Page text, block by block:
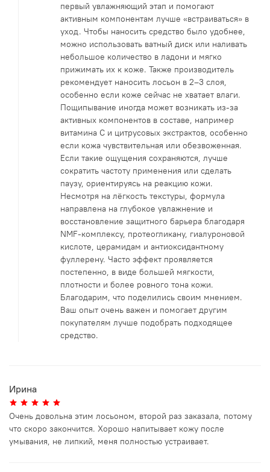
первый увлажняющий этап и помогают
активным компонентам лучше «встраиваться» в
уход. Чтобы наносить средство было удобнее,
можно использовать ватный диск или наливать
небольшое количество в ладони и мягко
прижимать их к коже. Также производитель
рекомендует наносить лосьон в 2–3 слоя,
особенно если коже сейчас не хватает влаги.
Пощипывание иногда может возникать из-за
активных компонентов в составе, например
витамина С и цитрусовых экстрактов, особенно
если кожа чувствительная или обезвоженная.
Если такие ощущения сохраняются, лучше
сократить частоту применения или сделать
паузу, ориентируясь на реакцию кожи.
Несмотря на лёгкость текстуры, формула
направлена на глубокое увлажнение и
восстановление защитного барьера благодаря
NMF-комплексу, протеогликану, гиалуроновой
кислоте, церамидам и антиоксидантному
фуллерену. Часто эффект проявляется
постепенно, в виде большей мягкости,
плотности и более ровного тона кожи.
Благодарим, что поделились своим мнением.
Ваш опыт очень важен и помогает другим
покупателям лучше подобрать подходящее
средство.
Ирина
Очень довольна этим лосьоном, второй раз заказала, потому
что скоро закончится. Хорошо напитывает кожу после
умывания, не липкий, меня полностью устраивает.